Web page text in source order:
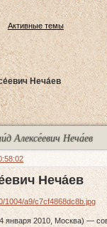
Активные темы
Неча́ев
Алексе́евич Неча́ев
Неча́ев
2010, Москва) —